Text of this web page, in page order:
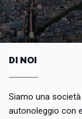
DI NOI
Siamo una
autonoleggio con